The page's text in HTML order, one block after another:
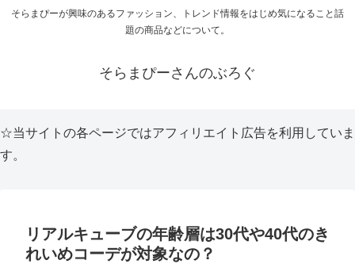
そらまぴーが興味のあるファッション、トレンド情報をはじめ気になること話
題の商品などについて。
そらまぴーさんのぶろぐ
☆当サイトの各ページではアフィリエイト広告を利用していま
す。
リアルキューブの年齢層は30代や40代のき
れいめコーデが対象なの？